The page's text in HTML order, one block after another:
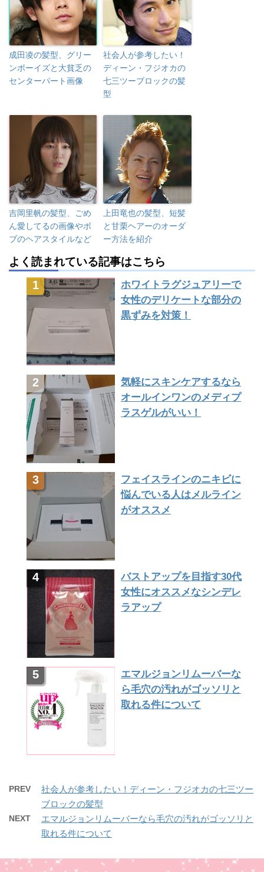
成田凌の髪型、グリー
ンボーイズと大貧乏の
センターパート画像
社会人が参考したい！
ディーン・フジオカの
七三ツーブロックの髪
型
吉岡里帆の髪型、ごめ
ん愛してるの画像やボ
ブのヘアスタイルなど
上田竜也の髪型、短髪
と甘栗ヘアーのオーダ
ー方法を紹介
よく読まれている記事はこちら
ホワイトラグジュアリーで
女性のデリケートな部分の
黒ずみを対策！
気軽にスキンケアするなら
オールインワンのメディプ
ラスゲルがいい！
フェイスラインのニキビに
悩んでいる人はメルライン
がオススメ
バストアップを目指す30代
女性にオススメなシンデレ
ラアップ
エマルジョンリムーバーな
ら毛穴の汚れがゴッソリと
取れる件について
PREV
社会人が参考したい！ディーン・フジオカの七三ツー
ブロックの髪型
NEXT
エマルジョンリムーバーなら毛穴の汚れがゴッソリと
取れる件について